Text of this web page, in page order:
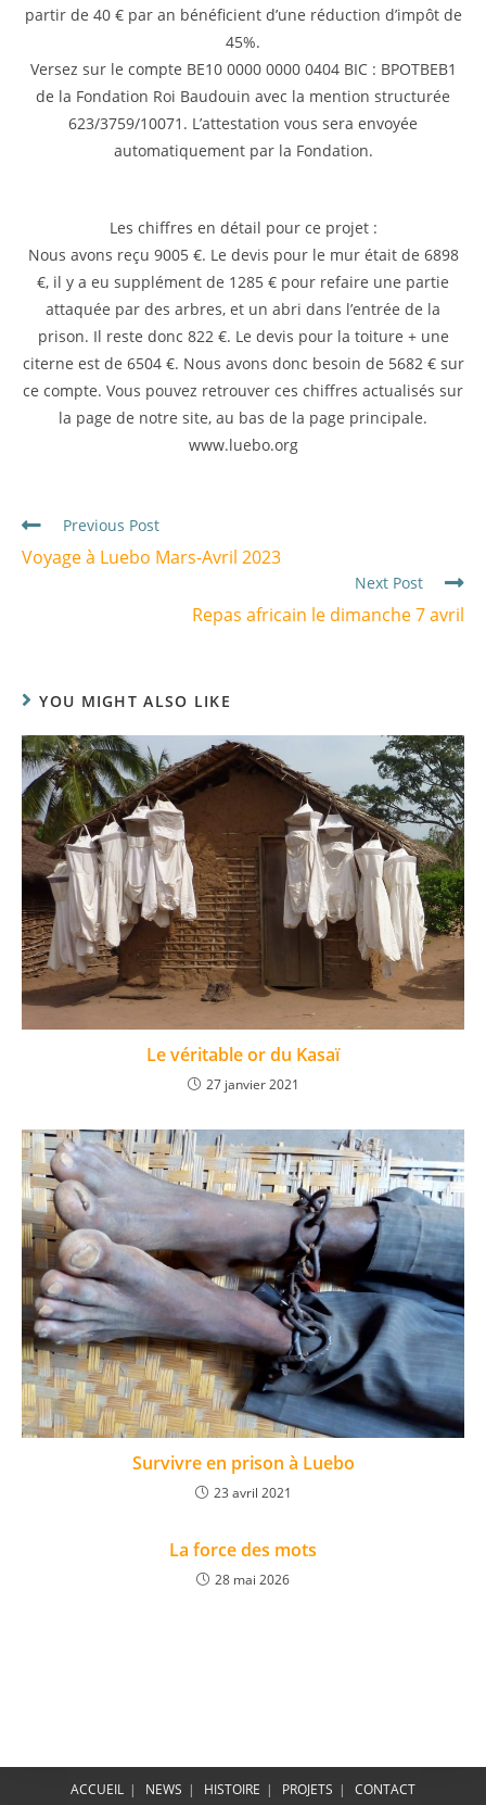
partir de 40 € par an bénéficient d’une réduction d’impôt de
45%.
Versez sur le compte BE10 0000 0000 0404 BIC : BPOTBEB1
de la Fondation Roi Baudouin avec la mention structurée
623/3759/10071. L’attestation vous sera envoyée
automatiquement par la Fondation.
Les chiffres en détail pour ce projet :
Nous avons reçu 9005 €. Le devis pour le mur était de 6898
€, il y a eu supplément de 1285 € pour refaire une partie
attaquée par des arbres, et un abri dans l’entrée de la
prison. Il reste donc 822 €. Le devis pour la toiture + une
citerne est de 6504 €. Nous avons donc besoin de 5682 € sur
ce compte. Vous pouvez retrouver ces chiffres actualisés sur
la page de notre site, au bas de la page principale.
www.luebo.org
Previous Post
Voyage à Luebo Mars-Avril 2023
Next Post
Repas africain le dimanche 7 avril
YOU MIGHT ALSO LIKE
Le véritable or du Kasaï
27 janvier 2021
Survivre en prison à Luebo
23 avril 2021
La force des mots
28 mai 2026
ACCUEIL NEWS HISTOIRE PROJETS CONTACT